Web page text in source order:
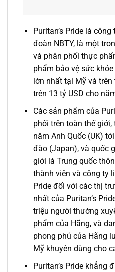
Puritan’s Pride là
đoàn NBTY, là một
và phân phối thực
phẩm bảo vệ sức
lớn nhất tại Mỹ và
trên 13 tỷ USD cho
Các sản phẩm của
phối trên toàn thế
năm Anh Quốc (UK)
đào (Japan), và quốc
giới là Trung quốc
thành viên và công ty
Pride đối với các thị
nhất của Puritan’s
triệu người thường
phẩm của Hãng, và
phong phú của Hãng
Mỹ khuyên dùng cho
Puritan’s Pride khẳng